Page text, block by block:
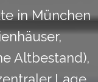
in München
Altbestand),